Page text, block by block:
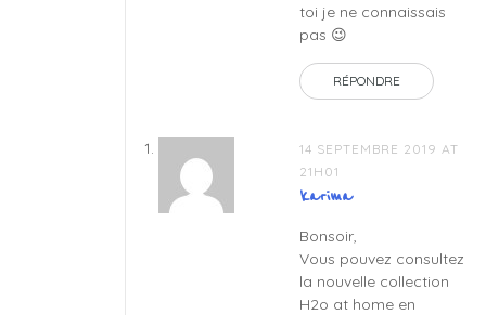
toi je ne connaissais
pas 😉
RÉPONDRE
14 SEPTEMBRE 2019 AT
21H01
karima
Bonsoir,
Vous pouvez consultez
la nouvelle collection
H2o at home en